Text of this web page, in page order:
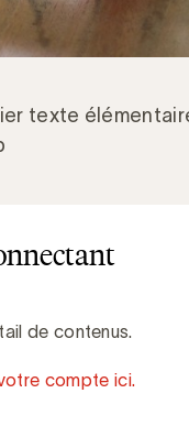
texte
de contenus.
compte ici.